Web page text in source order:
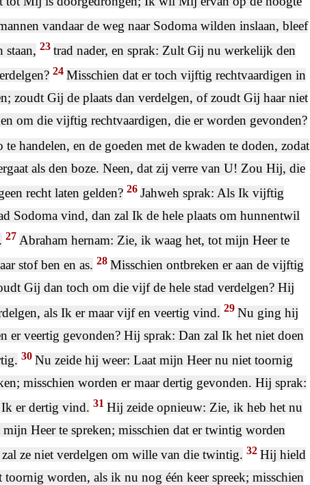
vandaar de weg naar Sodoma wilden inslaan, bleef
staan, 23trad nader, en sprak: Zult Gij nu werkelijk den
24 Misschien dat er toch vijftig rechtvaardigen in
zoudt Gij de plaats dan verdelgen, of zoudt Gij haar niet
om die vijftig rechtvaardigen, die er worden gevonden?
handelen, en de goeden met de kwaden te doden, zodat
als den boze. Neen, dat zij verre van U! Zou Hij, die
recht laten gelden? 26 Jahweh sprak: Als Ik vijftig
Sodoma vind, dan zal Ik de hele plaats om hunnentwil
27 Abraham hernam: Zie, ik waag het, tot mijn Heer te
stof ben en as. 28 Misschien ontbreken er aan de vijftig
Gij dan toch om die vijf de hele stad verdelgen? Hij
als Ik er maar vijf en veertig vind. 29Nu ging hij
er veertig gevonden? Hij sprak: Dan zal Ik het niet doen
30 Nu zeide hij weer: Laat mijn Heer nu niet toornig
misschien worden er maar dertig gevonden. Hij sprak:
er dertig vind. 31Hij zeide opnieuw: Zie, ik heb het nu
Heer te spreken; misschien dat er twintig worden
ze niet verdelgen om wille van die twintig. 32Hij hield
worden, als ik nu nog één keer spreek; misschien